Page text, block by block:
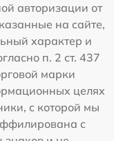
авторизации от
на сайте,
характер и
п. 2 ст. 437
марки
целях
с которой мы
с